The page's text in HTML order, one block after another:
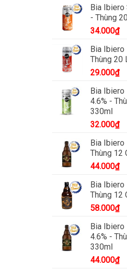
Bia Ibiero
- Thùng
34.000₫
Bia Ibiero
Thùng 20
29.000₫
Bia Ibiero
4.6% -
330ml
32.000₫
Bia Ibiero
Thùng 12
44.000₫
Bia Ibiero
Thùng 12
58.000₫
Bia Ibiero
4.6% -
330ml
44.000₫